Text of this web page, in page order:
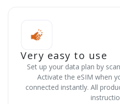
Very easy to use
Set up your data plan by
Activate the eSIM when
connected instantly. All